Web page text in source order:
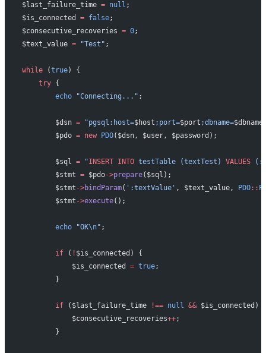
$last_failure_time = null ;
$is_connected = false;
$consecutive_recoveries = 0;
$text_value = "Test" ;
while (true) {
    try
{
        echo
"Connecting..." ;
        $dsn
= "pgsql:host=$host ;port=$port ;dbname=$dbname
        $pdo
= new PDO($dsn, $user, $password);
        $sql
= "INSERT INTO testTable (textTest) VALUES
        $stmt
= $pdo->prepare($sql);
        $stmt
->bindParam( ':textValue' , $text_value, PDO::
        $stmt
->execute();
        echo
"OK\n" ;
        if
( ! $is_connected) {
            $is_connected
= true;
        }
        if
($last_failure_time !== null && $is_connected)
            $consecutive_recoveries
++;
        }